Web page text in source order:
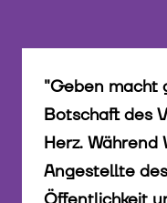
"Geben macht
Botschaft des
Herz. Während
Angestellte